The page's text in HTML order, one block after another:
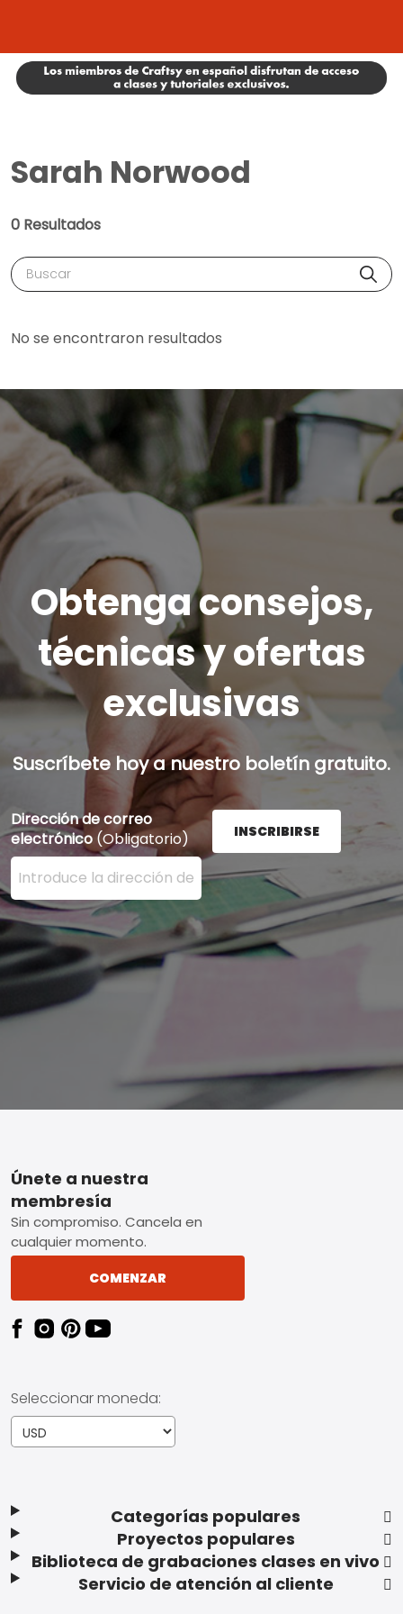
Sarah Norwood
0 Resultados
Buscar
No se encontraron resultados
Obtenga consejos,
técnicas y ofertas
exclusivas
Suscríbete hoy a nuestro boletín gratuito.
Dirección de correo
electrónico (Obligatorio)
Ingrese su dirección de correo electrónico aquí y
INSCRIBIRSE
Footer
Categorías populares
Proyectos populares
Biblioteca de grabaciones clases en vivo
Servicio de atención al cliente
Únete a nuestra
membresía
Sin compromiso. Cancela en
cualquier momento.
COMENZAR
Seleccionar moneda: